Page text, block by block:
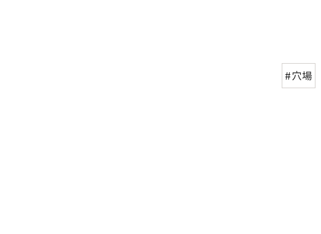
#穴場